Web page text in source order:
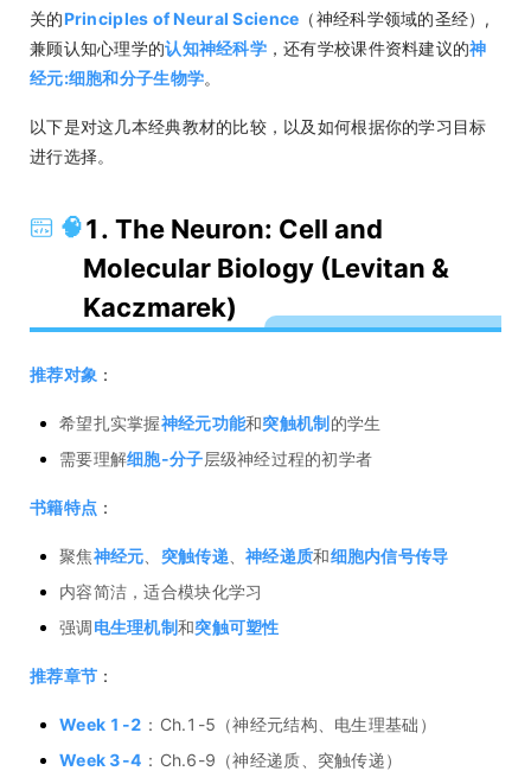
关的Principles of Neural Science （神经科学领域的圣经）,
兼顾认知心理学的认知神经科学，还有学校课件资料建议的神
经元:细胞和分子生物学。
以下是对这几本经典教材的比较，以及如何根据你的学习目标
进行选择。
🧠1. The Neuron: Cell and
Molecular Biology (Levitan &
Kaczmarek)
推荐对象 ：
希望扎实掌握神经元功能和突触机制的学生
需要理解细胞-分子层级神经过程的初学者
书籍特点 ：
聚焦神经元 突触传递 、神经递质和细胞内信号传导
内容简洁，适合模块化学习
强调电生理机制和突触可塑性
推荐章节 ：
Week 1-2 ：Ch.1-5（神经元结构、电生理基础）
Week 3-4 ：Ch.6-9（神经递质、突触传递）